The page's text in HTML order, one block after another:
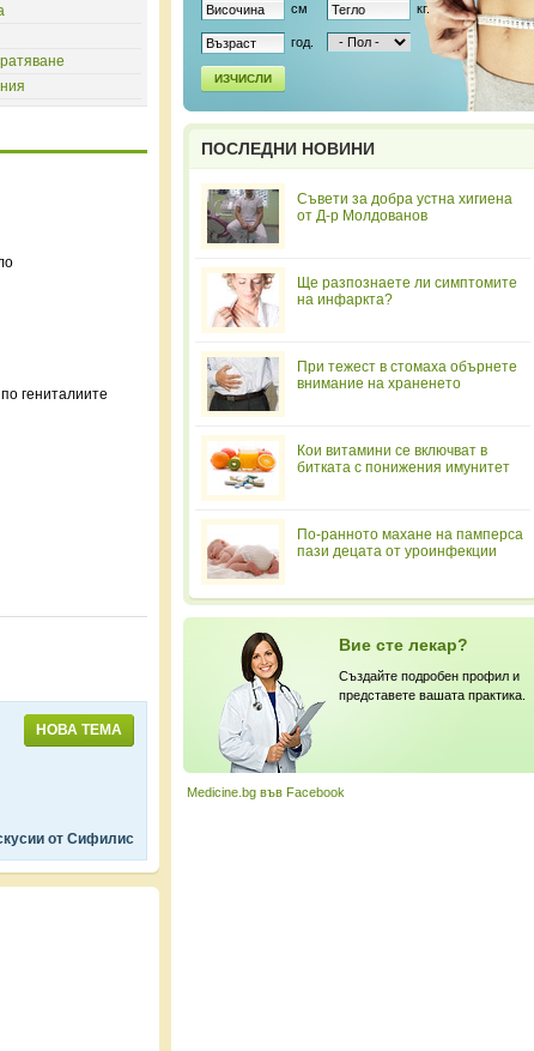
гениталиите
НОВА ТЕМА
от Сифилис
см кг.
год.
ИЗЧИСЛИ
ПОСЛЕДНИ НОВИНИ
Съвети за добра устна хигиена
от Д-р Молдованов
Ще разпознаете ли симптомите
на инфаркта?
При тежест в стомаха обърнете
внимание на храненето
Кои витамини се включват в
битката с понижения имунитет
По-ранното махане на памперса
пази децата от уроинфекции
Вие сте лекар?
Създайте подробен профил и
представете вашата практика.
Medicine.bg във Facebook